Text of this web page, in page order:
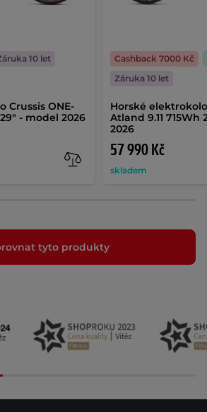
Crussis ONE-
- model 2026
10 let
Horské
Atland 9.11 715Wh
2026
57 990 Kč
skladem
Cashback 7000 Kč
Záruka 10 let
tyto produkty